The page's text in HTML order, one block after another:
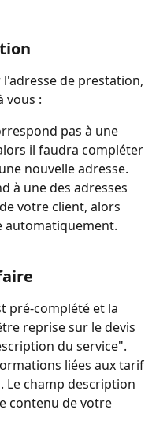
de prestation,
vous :
pas à une
il faudra compléter
nouvelle adresse.
à une des adresses
votre client, alors
automatiquement.
pré-complété et la
reprise sur le devis
du service".
liées aux tarif
Le champ description
contenu de votre